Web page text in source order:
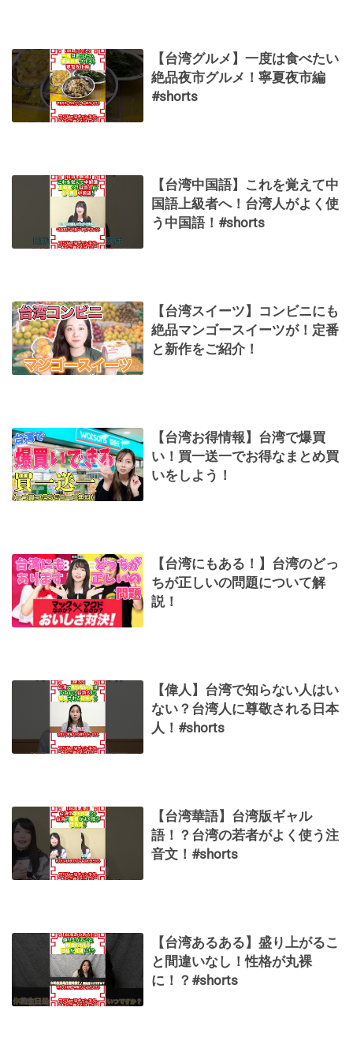
【台湾グルメ】一度は食べたい
絶品夜市グルメ！寧夏夜市編
#shorts
【台湾中国語】これを覚えて中
国語上級者へ！台湾人がよく使
う中国語！#shorts
【台湾スイーツ】コンビニにも
絶品マンゴースイーツが！定番
と新作をご紹介！
【台湾お得情報】台湾で爆買
い！買一送一でお得なまとめ買
いをしよう！
【台湾にもある！】台湾のどっ
ちが正しいの問題について解
説！
【偉人】台湾で知らない人はい
ない？台湾人に尊敬される日本
人！#shorts
【台湾華語】台湾版ギャル
語！？台湾の若者がよく使う注
音文！#shorts
【台湾あるある】盛り上がるこ
と間違いなし！性格が丸裸
に！？#shorts